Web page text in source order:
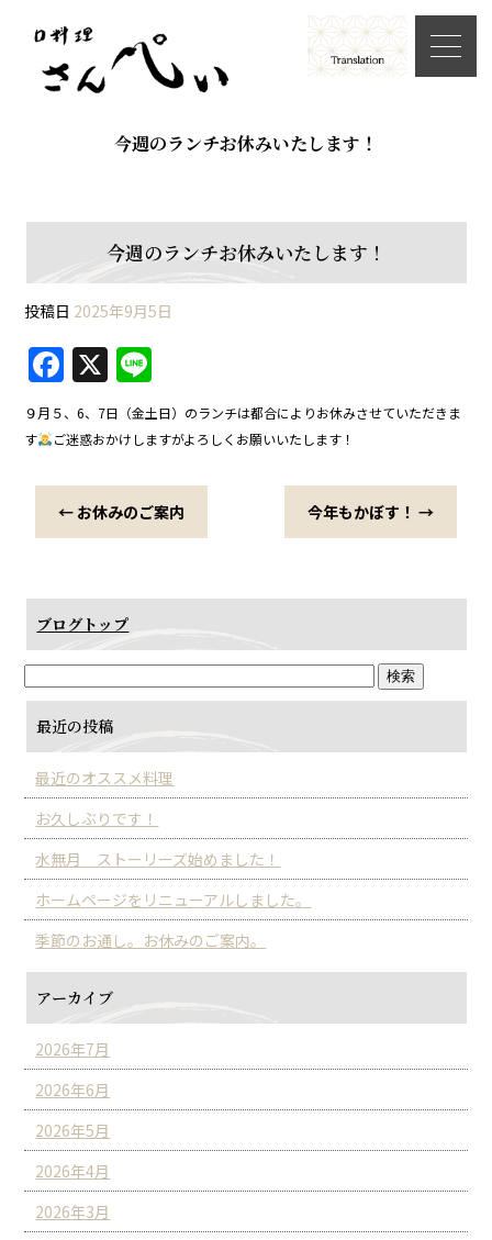
今週のランチお休みいたします！
今週のランチお休みいたします！
投稿日 2025年9月5日
F
a
c
b
o
k
X
n
e
９月５、6、7日（金土日）のランチは都合によりお休みさせていただきま
す
ご迷惑おかけしますがよろしくお願いいたします！
← お休みのご案内 今年もかぼす！ →
ブログトップ
最近の投稿
最近のオススメ料理
お久しぶりです！
水無月 ストーリーズ始めました！
ホームページをリニューアルしました。
季節のお通し。お休みのご案内。
アーカイブ
2026年7月
2026年6月
2026年5月
2026年4月
2026年3月